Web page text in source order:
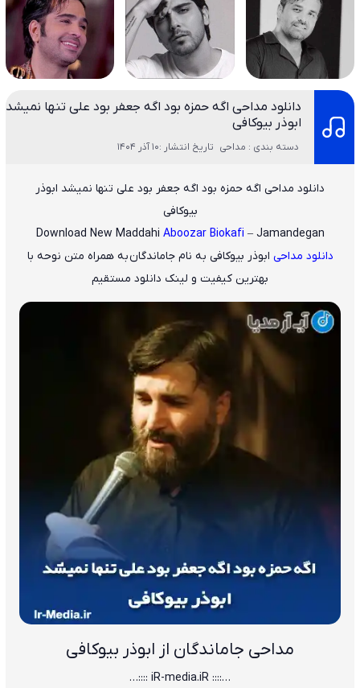
دانلود مداحی اگه حمزه بود اگه جعفر بود علی تنها نمیشد
ابوذر بیوکافی
دسته بندی : مداحی تاریخ انتشار :10 آذر 1404
دانلود مداحی اگه حمزه بود اگه جعفر بود علی تنها نمیشد ابوذر
بیوکافی
Download New Maddahi Aboozar Biokafi – Jamandegan
دانلود مداحی ابوذر بیوکافی به نام جاماندگانبه همراه متن نوحه با
بهترین کیفیت و لینک دانلود مستقیم
مداحی جاماندگان از ابوذر بیوکافی
…:::: iR-media.iR ::::…